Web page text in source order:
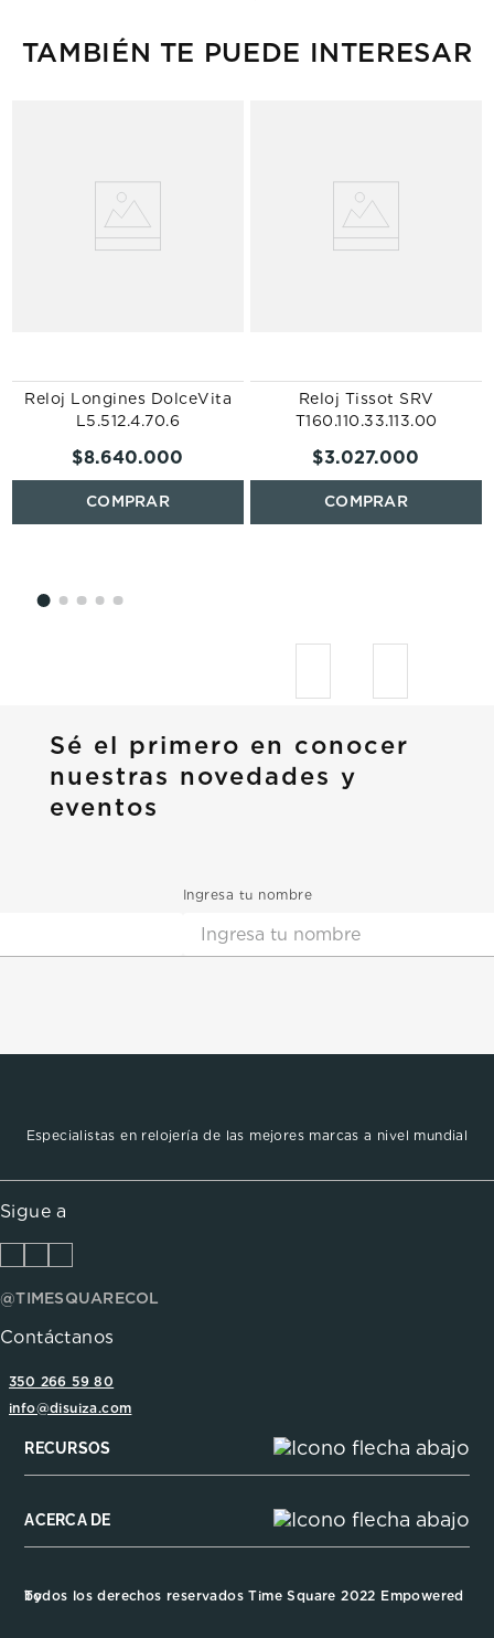
TAMBIÉN TE PUEDE INTERESAR
Reloj Longines DolceVita
L5.512.4.70.6
$8.640.000
Reloj Tissot SRV
T160.110.33.113.00
$3.027.000
Sé el primero en conocer
nuestras novedades y
eventos
Ingresa tu nombre
Especialistas en relojería de las mejores marcas a nivel mundial
Sigue a
@TIMESQUARECOL
Contáctanos
350 266 59 80
info@disuiza.com
RECURSOS
ACERCA DE
Todos los derechos reservados Time Square 2022 Empowered by